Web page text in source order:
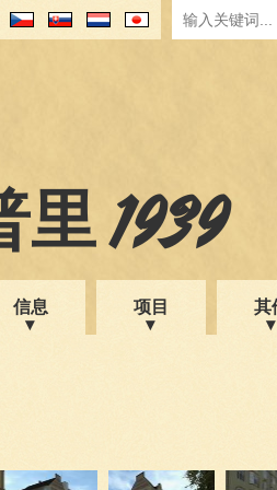
1939
信息 项目 其